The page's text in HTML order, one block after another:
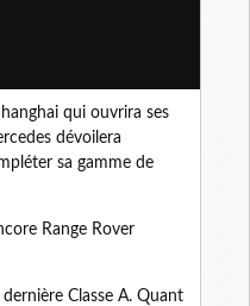
qui ouvrira ses
dévoilera
sa gamme de
Range Rover
Classe A. Quant